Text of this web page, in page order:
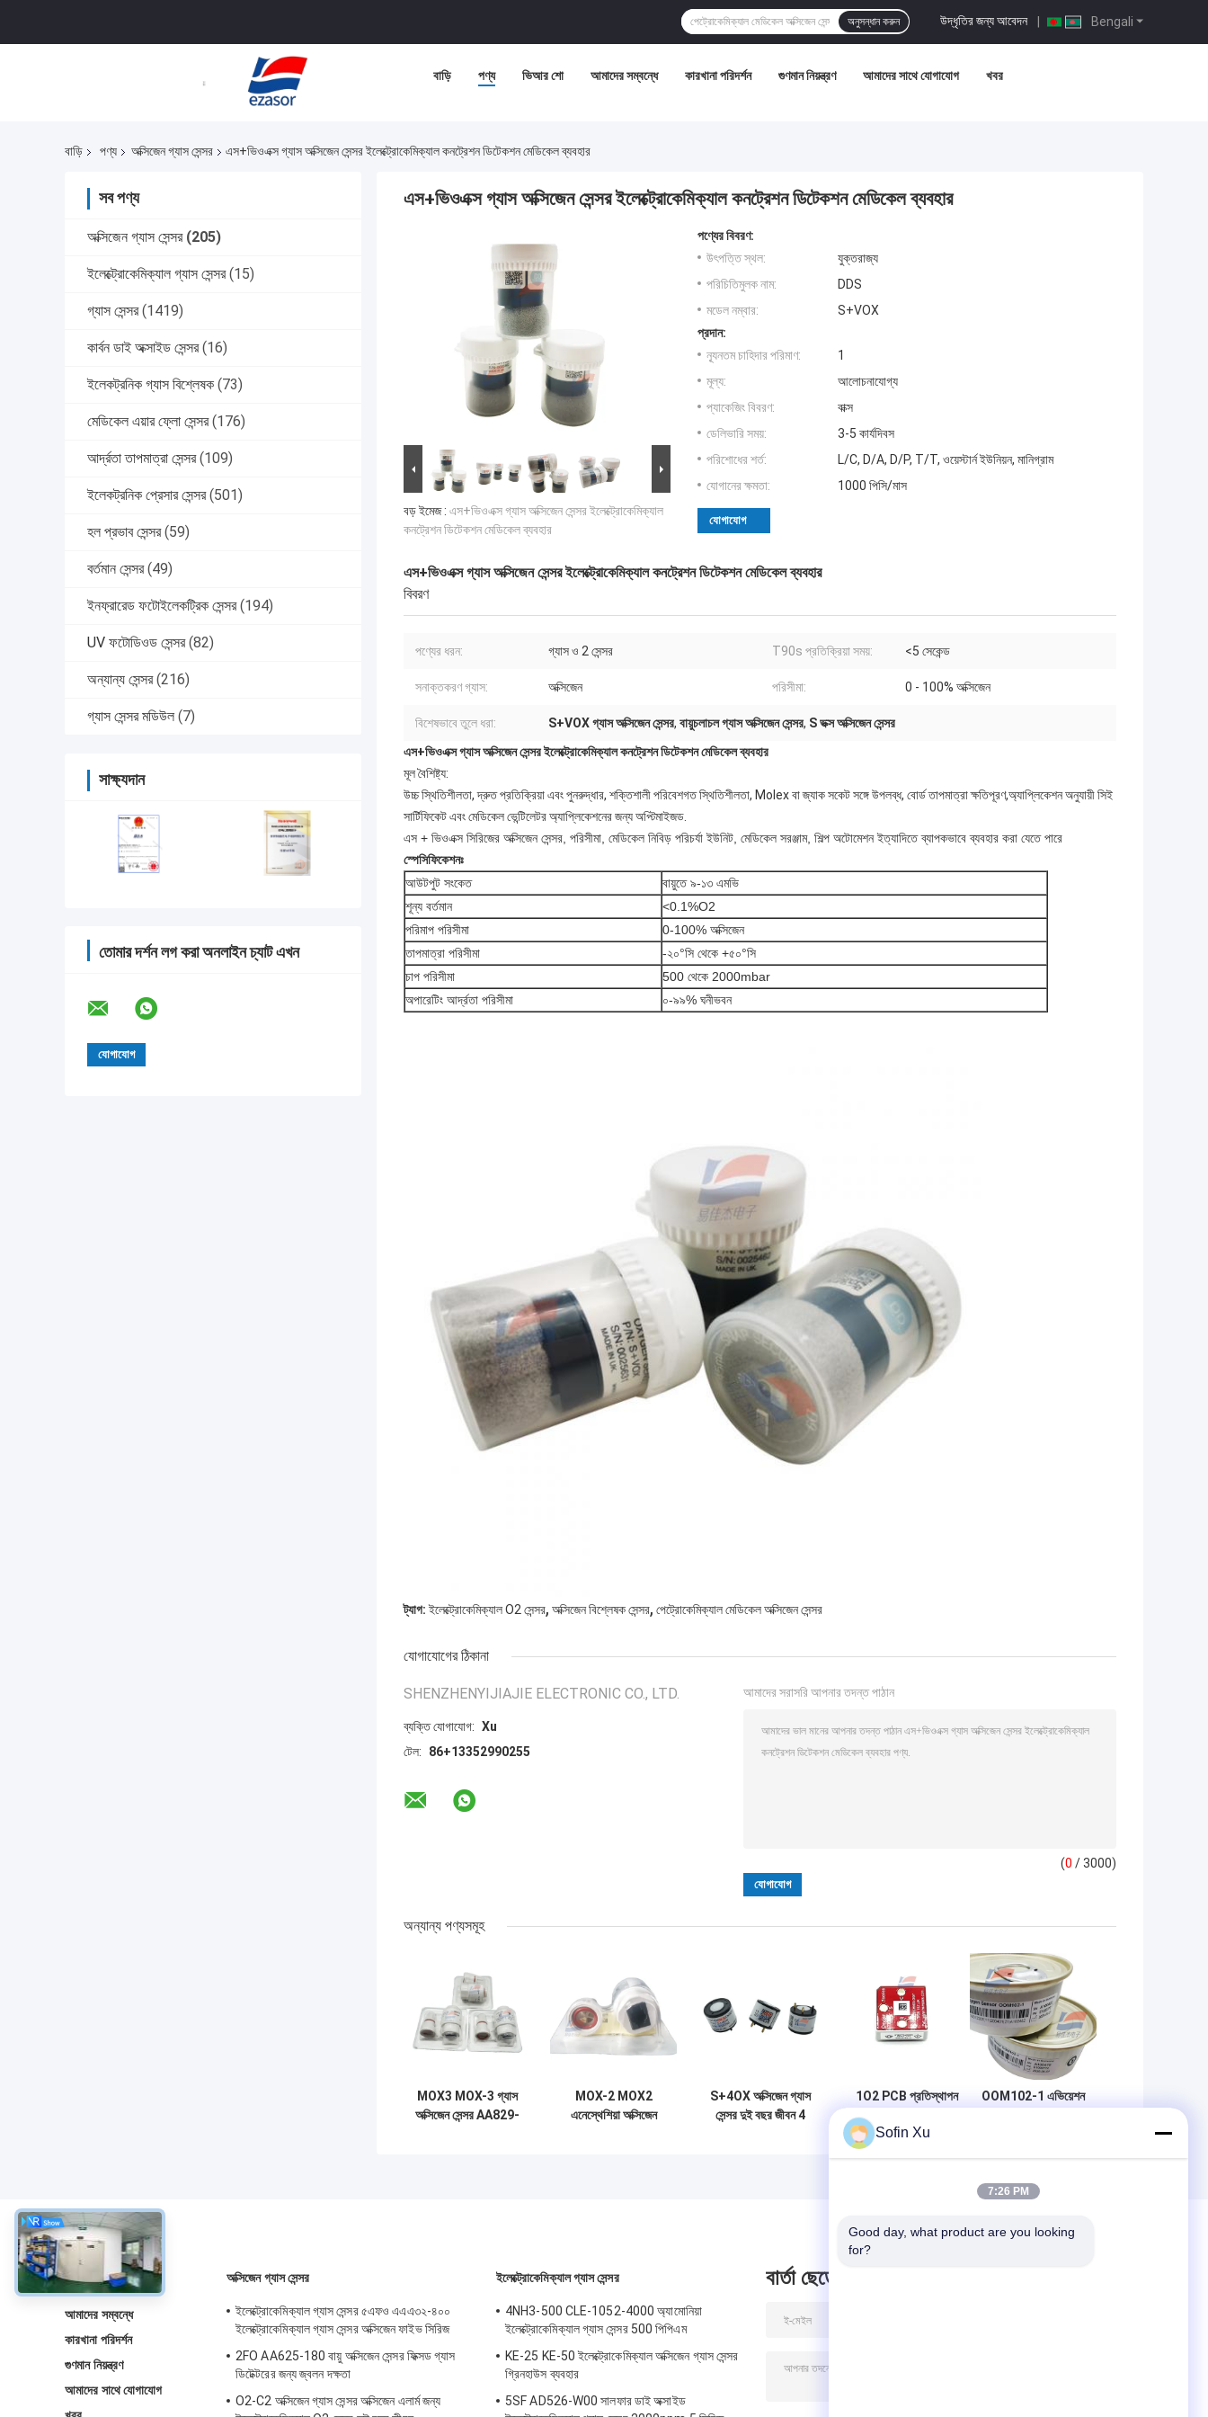
Bengali
উদ্ধৃতির জন্য আবেদন |
অনুসন্ধান করুন
বাড়ি পণ্য ভিআর শো আমাদের সম্বন্ধে কারখানা পরিদর্শন গুণমান নিয়ন্ত্রণ আমাদের সাথে যোগাযোগ খবর
বাড়ি পণ্য অক্সিজেন গ্যাস সেন্সর এস+ভিওএক্স গ্যাস অক্সিজেন সেন্সর ইলেক্ট্রোকেমিক্যাল কনট্রেশন ডিটেকশন মেডিকেল ব্যবহার
সব পণ্য
অক্সিজেন গ্যাস সেন্সর (205)
ইলেক্ট্রোকেমিক্যাল গ্যাস সেন্সর (15)
গ্যাস সেন্সর (1419)
কার্বন ডাই অক্সাইড সেন্সর (16)
ইলেকট্রনিক গ্যাস বিশ্লেষক (73)
মেডিকেল এয়ার ফ্লো সেন্সর (176)
আর্দ্রতা তাপমাত্রা সেন্সর (109)
ইলেকট্রনিক প্রেসার সেন্সর (501)
হল প্রভাব সেন্সর (59)
বর্তমান সেন্সর (49)
ইনফ্রারেড ফটোইলেকট্রিক সেন্সর (194)
UV ফটোডিওড সেন্সর (82)
অন্যান্য সেন্সর (216)
গ্যাস সেন্সর মডিউল (7)
সাক্ষ্যদান
তোমার দর্শন লগ করা অনলাইন চ্যাট এখন
এস+ভিওএক্স গ্যাস অক্সিজেন সেন্সর ইলেক্ট্রোকেমিক্যাল কনট্রেশন ডিটেকশন মেডিকেল ব্যবহার
বড় ইমেজ : এস+ভিওএক্স গ্যাস অক্সিজেন সেন্সর ইলেক্ট্রোকেমিক্যাল
কনট্রেশন ডিটেকশন মেডিকেল ব্যবহার
পণ্যের বিবরণ:
উৎপত্তি স্থল:
যুক্তরাজ্য
পরিচিতিমুলক নাম:
DDS
মডেল নম্বার:
S+VOX
প্রদান:
ন্যূনতম চাহিদার পরিমাণ:
1
মূল্য:
আলোচনাযোগ্য
প্যাকেজিং বিবরণ:
বাক্স
ডেলিভারি সময়:
3-5 কার্যদিবস
পরিশোধের শর্ত:
L/C, D/A, D/P, T/T, ওয়েস্টার্ন ইউনিয়ন, মানিগ্রাম
যোগানের ক্ষমতা:
1000 পিসি/মাস
যোগাযোগ
এস+ভিওএক্স গ্যাস অক্সিজেন সেন্সর ইলেক্ট্রোকেমিক্যাল কনট্রেশন ডিটেকশন মেডিকেল ব্যবহার
বিবরণ
পণ্যের ধরন: গ্যাস ও 2 সেন্সর T90s প্রতিক্রিয়া সময়: <5 সেকেন্ড
সনাক্তকরণ গ্যাস: অক্সিজেন পরিসীমা: 0 - 100% অক্সিজেন
বিশেষভাবে তুলে ধরা: S+VOX গ্যাস অক্সিজেন সেন্সর, বায়ুচলাচল গ্যাস অক্সিজেন সেন্সর, S ভক্স অক্সিজেন সেন্সর
এস+ভিওএক্স গ্যাস অক্সিজেন সেন্সর ইলেক্ট্রোকেমিক্যাল কনট্রেশন ডিটেকশন মেডিকেল ব্যবহার
মূল বৈশিষ্ট্য:
উচ্চ স্থিতিশীলতা, দ্রুত প্রতিক্রিয়া এবং পুনরুদ্ধার, শক্তিশালী পরিবেশগত স্থিতিশীলতা, Molex বা জ্যাক সকেট সঙ্গে উপলব্ধ, বোর্ড তাপমাত্রা ক্ষতিপূরণ,অ্যাপ্লিকেশন অনুযায়ী সিই
সার্টিফিকেট এবং মেডিকেল ভেন্টিলেটর অ্যাপ্লিকেশনের জন্য অপ্টিমাইজড.
এস + ভিওএক্স সিরিজের অক্সিজেন সেন্সর, পরিসীমা, মেডিকেল নিবিড় পরিচর্যা ইউনিট, মেডিকেল সরঞ্জাম, শিল্প অটোমেশন ইত্যাদিতে ব্যাপকভাবে ব্যবহার করা যেতে পারে
স্পেসিফিকেশনঃ
আউটপুট সংকেত
বায়ুতে ৯-১৩ এমভি
শূন্য বর্তমান
<0.1%O2
পরিমাপ পরিসীমা
0-100% অক্সিজেন
তাপমাত্রা পরিসীমা
-২০°সি থেকে +৫০°সি
চাপ পরিসীমা
500 থেকে 2000mbar
অপারেটিং আর্দ্রতা পরিসীমা
০-৯৯% ঘনীভবন
ট্যাগ: ইলেক্ট্রোকেমিক্যাল O2 সেন্সর, অক্সিজেন বিশ্লেষক সেন্সর, পেট্রোকেমিক্যাল মেডিকেল অক্সিজেন সেন্সর
যোগাযোগের ঠিকানা
SHENZHENYIJIAJIE ELECTRONIC CO., LTD.
ব্যক্তি যোগাযোগ: Xu
টেল:
86+13352990255
আমাদের সরাসরি আপনার তদন্ত পাঠান
(0 / 3000)
অন্যান্য পণ্যসমূহ
MOX3 MOX-3 গ্যাস
অক্সিজেন সেন্সর AA829-
MOX-2 MOX2
এনেস্থেশিয়া অক্সিজেন
S+4OX অক্সিজেন গ্যাস
সেন্সর দুই বছর জীবন 4
1O2 PCB প্রতিস্থাপন
AAW85-07WA-CIT
অক্সিজেন ডিটেক্টরের জন্য
OOM102-1 এভিয়েশন
সম্বন্ধে
আমাদের সম্বন্ধে
কারখানা পরিদর্শন
গুণমান নিয়ন্ত্রণ
আমাদের সাথে যোগাযোগ
অক্সিজেন গ্যাস সেন্সর
ইলেক্ট্রোকেমিক্যাল গ্যাস সেন্সর ৫এফও এএএ৩২-৪০০
ইলেক্ট্রোকেমিক্যাল গ্যাস সেন্সর অক্সিজেন ফাইভ সিরিজ
2FO AA625-180 বায়ু অক্সিজেন সেন্সর ফিক্সড গ্যাস
ডিটেক্টরের জন্য জ্বলন দক্ষতা
O2-C2 অক্সিজেন গ্যাস সেন্সর অক্সিজেন এলার্ম জন্য
ইলেক্ট্রোকেমিক্যাল গ্যাস সেন্সর
4NH3-500 CLE-1052-4000 অ্যামোনিয়া
ইলেক্ট্রোকেমিক্যাল গ্যাস সেন্সর 500 পিপিএম
KE-25 KE-50 ইলেক্ট্রোকেমিক্যাল অক্সিজেন গ্যাস সেন্সর
গ্রিনহাউস ব্যবহার
5SF AD526-W00 সালফার ডাই অক্সাইড
বার্তা ছেড়ে
Sofin Xu
7:26 PM
Good day, what product are you looking
for?